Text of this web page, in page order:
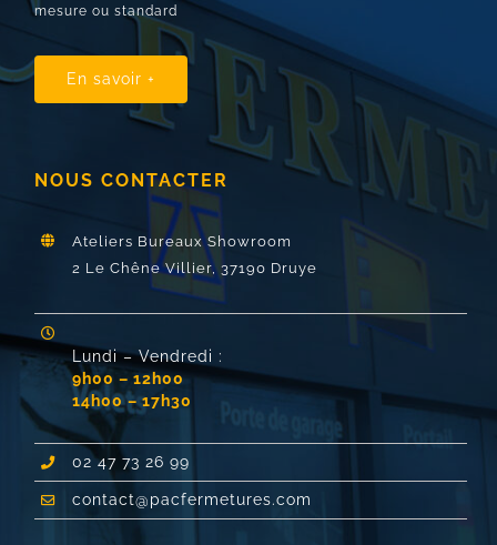
mesure ou standard
En savoir +
NOUS CONTACTER
Ateliers Bureaux Showroom
2 Le Chêne Villier, 37190 Druye
Lundi – Vendredi :
9h00 – 12h00
14h00 – 17h30
02 47 73 26 99
contact@pacfermetures.com